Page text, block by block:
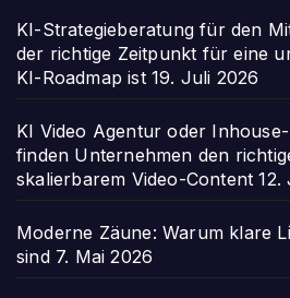
KI-Strategieberatung für den
der richtige Zeitpunkt für eine
KI-Roadmap ist 19. Juli 2026
KI Video Agentur oder
finden Unternehmen den
skalierbarem Video-Content 12.
Moderne Zäune: Warum klare
sind 7. Mai 2026